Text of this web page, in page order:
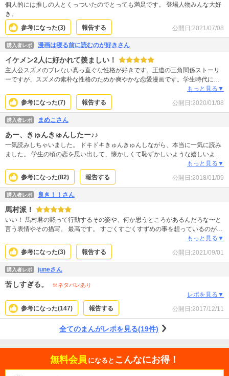
個人的には推しの人とくっついたのでとっても満足です。 登場人物みんな大好
き。
参考になった(3) 報告する 公開日:2021/07/08
購入者レポ 漫画は寝る前に読むのが好きさん
イケメン2人に好かれて羨ましい！
主人公スズメのブレない真っ直ぐな性格が好きです。王道の三角関係ストーリ
ーですが、スズメの素朴な性格のためか爽やかな恋愛漫画です。学生時代にこ
んなシチュエーションの恋愛したかった〜！と誰もが思うはず！やまもり先生
の絵が綺麗なので、イケメン2人も美しい。そこも見どころです。
もっと見る▼
参考になった(7) 報告する 公開日:2020/01/08
購入者レポ まめこさん
あー、きゅんきゅんしたー♪♪
一気読みしちゃいました。 ドキドキきゅんきゅんしながら、本当に一気に読み
ました。 学生の頃の恋を思い出して、懐かしくて恥ずかしいような嬉しいよう
♪♪
もっと見る▼
参考になった(82) 報告する 公開日:2018/01/09
購入者レポ 良き！！さん
馬村派！
いい！ 馬村君の黙って行動するその姿や、何か思うところがあるんだろな〜と
言う表情やその描写。 最高です。 すごくすごくすずめの事を想っているのが伝
わります。読んでいて胸が締め付けられました。 先生の気持ちは切なく苦しい
ものがありますが… 私は馬村君とすずめのカップルで納得です。 こちらの漫画
家さんの登場人物の言葉のないところの表情の描き方、めっちゃ好きです。 言
葉はなくとも伝わるものがちゃんとあります。
もっと見る▼
参考になった(3) 報告する 公開日:2021/09/01
購入者レポ juneさん
苦しすぎる。 ※ネタバレあり
レポを見る▼
参考になった(147) 報告する 公開日:2017/12/11
全てのまんがレポを見る(19件)
無料会員 になると こんなにお得！